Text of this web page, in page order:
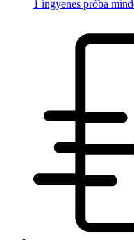
1 ingyenes próba